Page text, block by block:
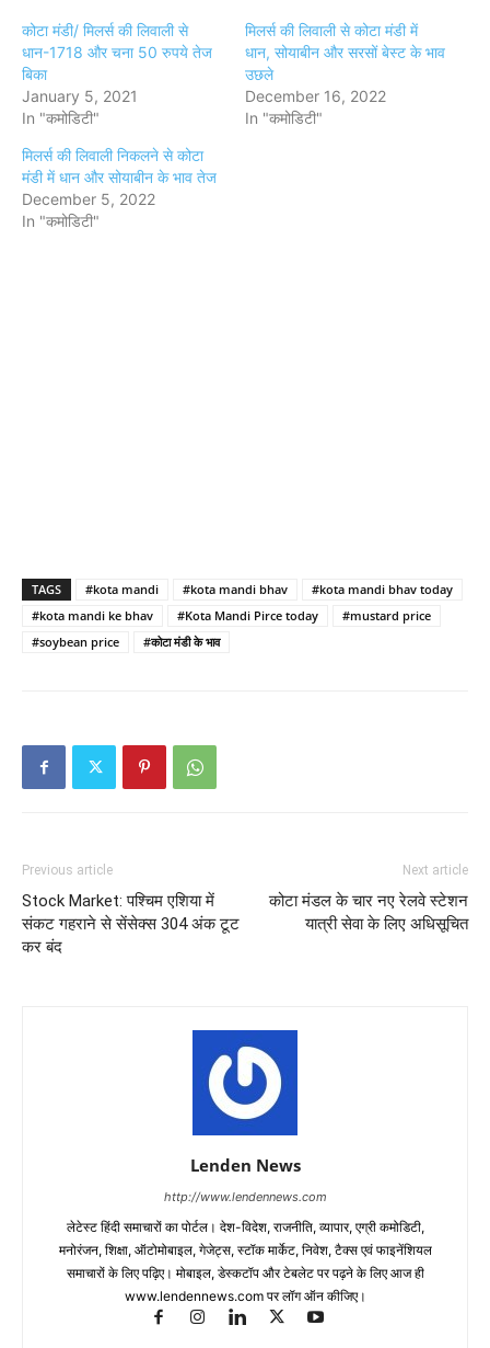
कोटा मंडी/ मिलर्स की लिवाली से
धान-1718 और चना 50 रुपये तेज
बिका
January 5, 2021
In "कमोडिटी"
मिलर्स की लिवाली से कोटा मंडी में
धान, सोयाबीन और सरसों बेस्ट के भाव
उछले
December 16, 2022
In "कमोडिटी"
मिलर्स की लिवाली निकलने से कोटा
मंडी में धान और सोयाबीन के भाव तेज
December 5, 2022
In "कमोडिटी"
TAGS #kota mandi #kota mandi bhav
#kota mandi bhav today
#kota mandi ke bhav
#Kota Mandi Pirce today
#mustard price
#soybean price
#कोटा मंडी के भाव
Previous article
Stock Market: पश्चिम एशिया में
संकट गहराने से सेंसेक्स 304 अंक टूट
कर बंद
Next article
कोटा मंडल के चार नए रेलवे स्टेशन
यात्री सेवा के लिए अधिसूचित
Lenden News
http://www.lendennews.com
लेटेस्ट हिंदी समाचारों का पोर्टल। देश-विदेश, राजनीति, व्यापार, एग्री कमोडिटी,
मनोरंजन, शिक्षा, ऑटोमोबाइल, गेजेट्स, स्टॉक मार्केट, निवेश, टैक्स एवं फाइनेंशियल
समाचारों के लिए पढ़िए। मोबाइल, डेस्कटॉप और टेबलेट पर पढ़ने के लिए आज ही
www.lendennews.com पर लॉग ऑन कीजिए।